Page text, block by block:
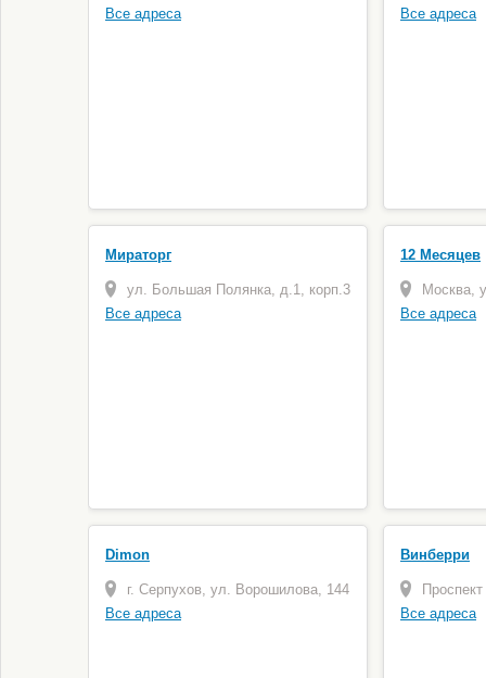
Все адреса
Все адреса
Мираторг
ул. Большая Полянка, д.1, корп.3
Все адреса
12 Месяцев
Москва,
Все адреса
Dimon
г. Серпухов, ул. Ворошилова, 144
Все адреса
Винберри
Все адреса